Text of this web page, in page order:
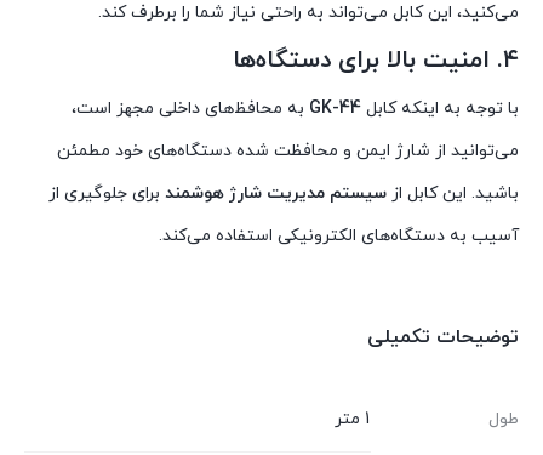
می‌کنید، این کابل می‌تواند به راحتی نیاز شما را برطرف کند.
۴. امنیت بالا برای دستگاه‌ها
با توجه به اینکه کابل GK-44 به محافظ‌های داخلی مجهز است،
می‌توانید از شارژ ایمن و محافظت شده دستگاه‌های خود مطمئن
باشید. این کابل از سیستم مدیریت شارژ هوشمند برای جلوگیری از
آسیب به دستگاه‌های الکترونیکی استفاده می‌کند.
توضیحات تکمیلی
طول 1 متر